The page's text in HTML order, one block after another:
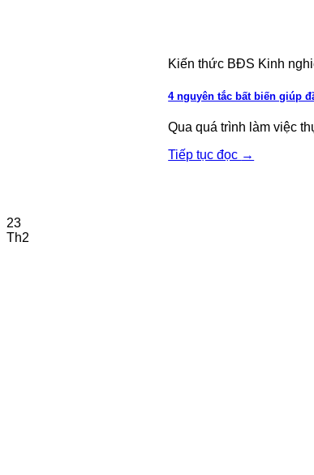
Kiến thức BĐS Kinh
4 nguyên tắc bất biến giúp
Qua quá trình làm việc
Tiếp tục đọc →
23
Th2